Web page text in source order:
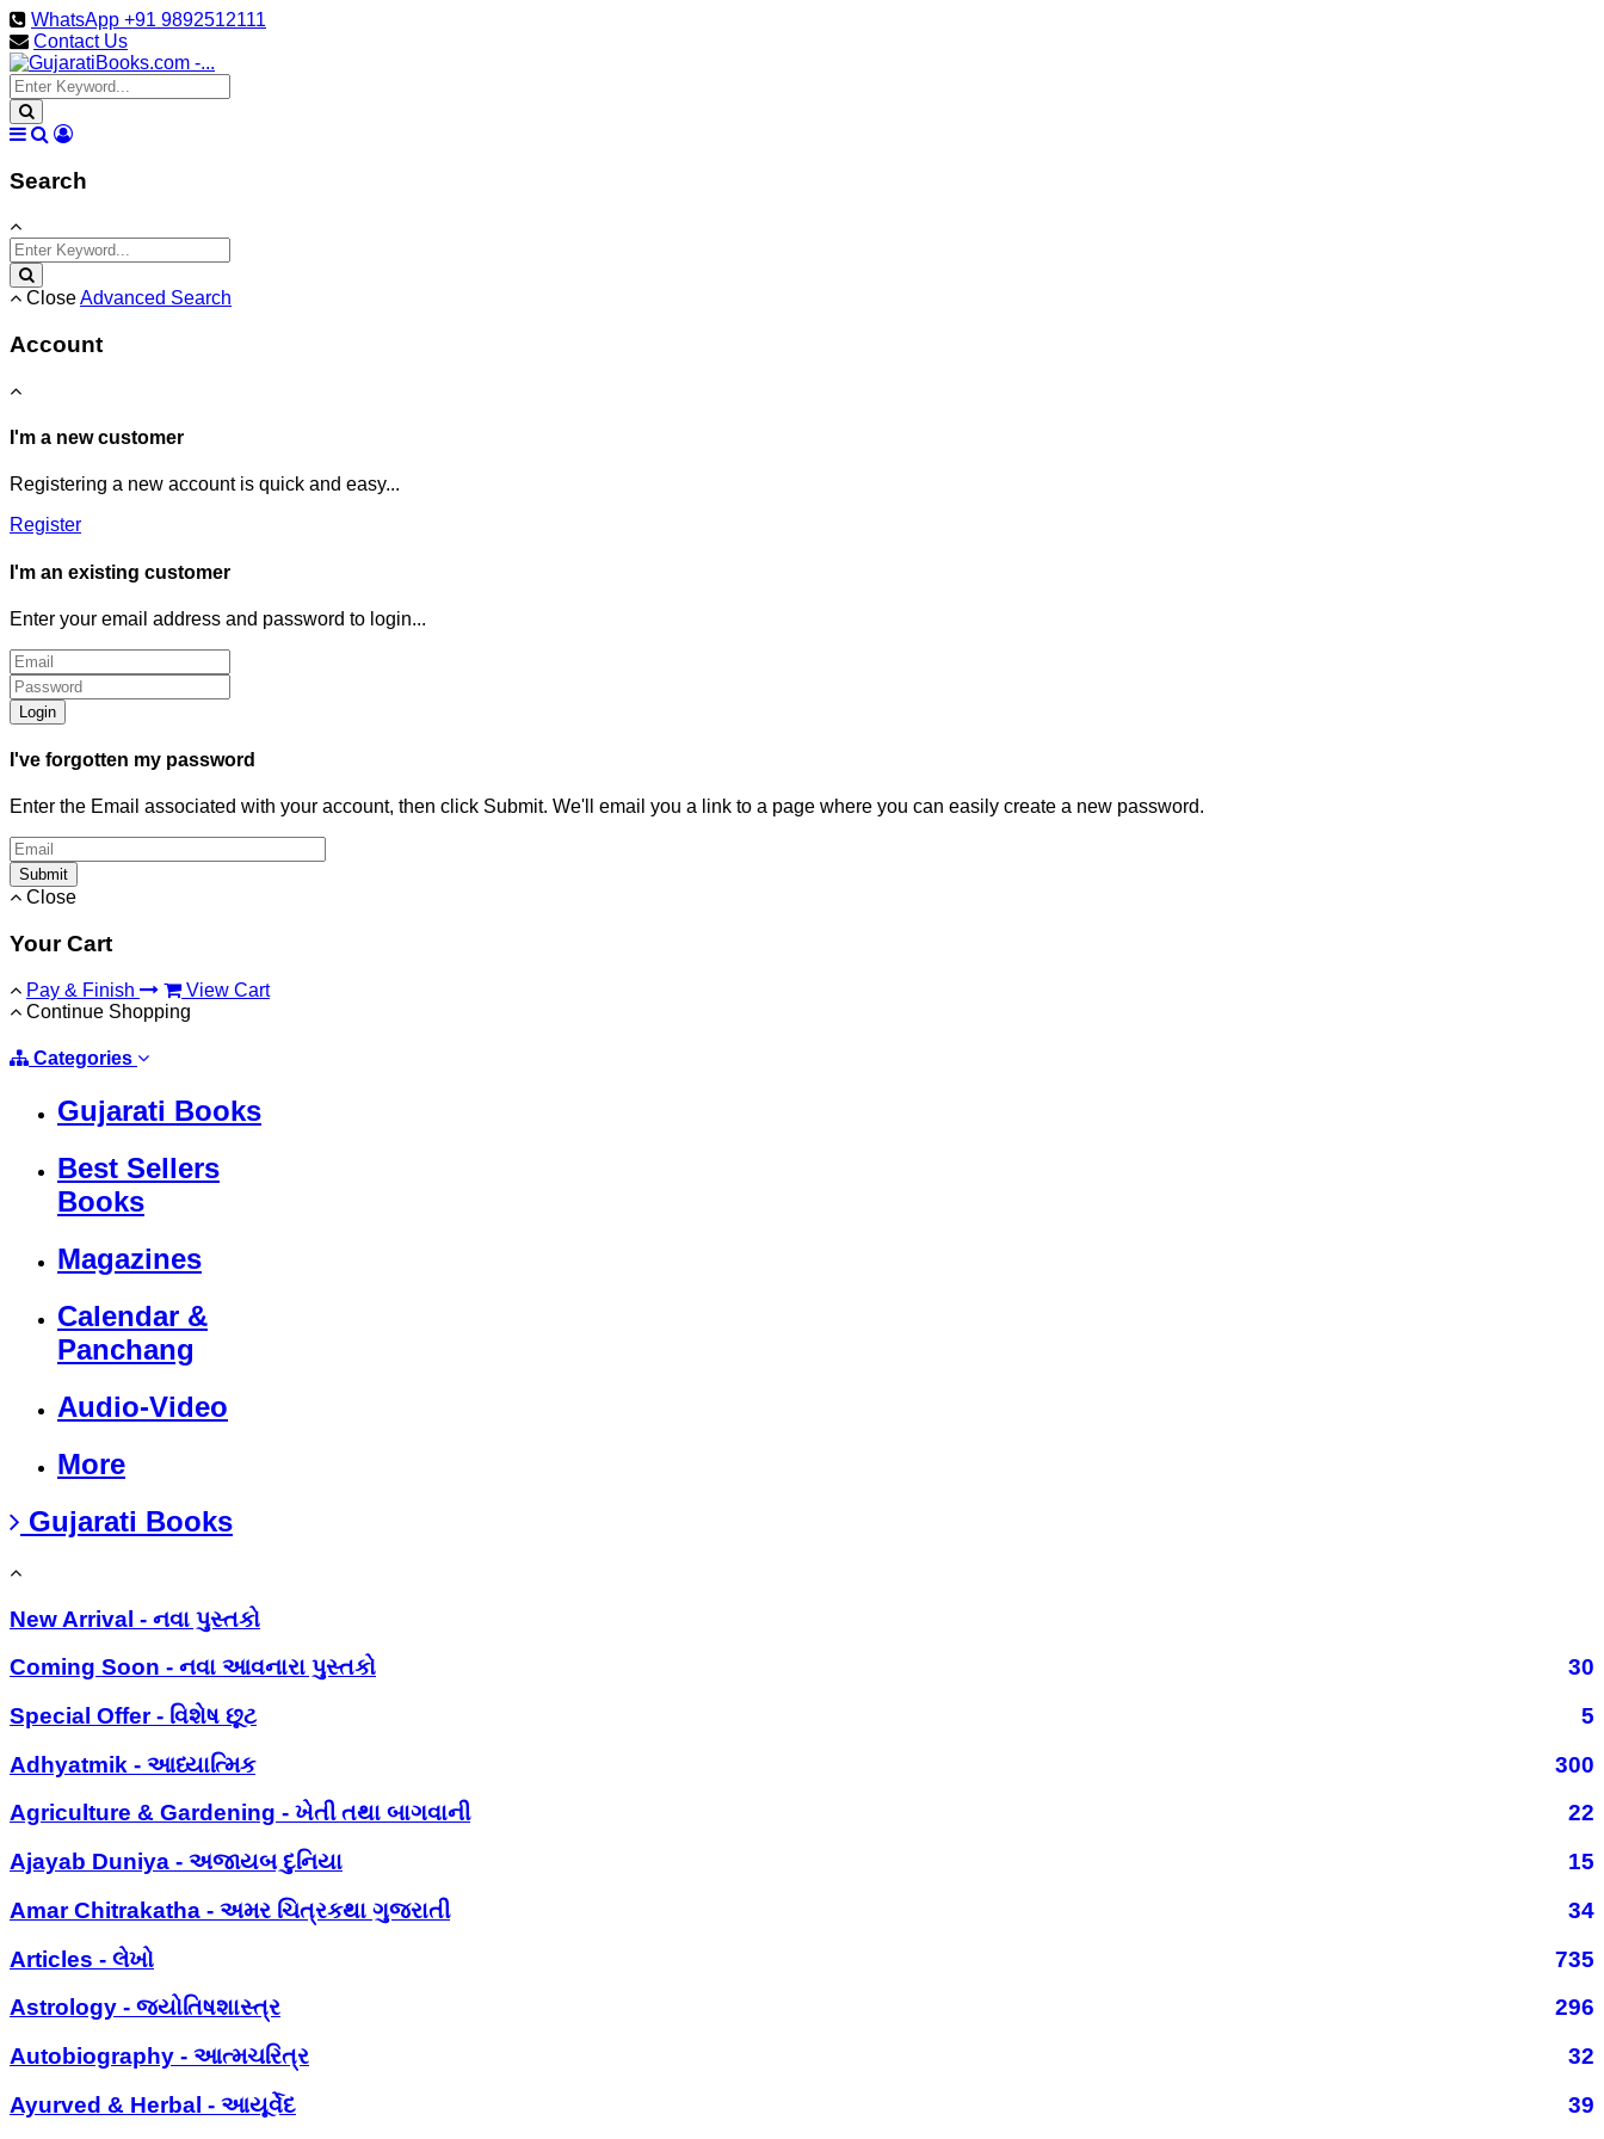
WhatsApp +91 9892512111
Contact Us
Search
CloseAdvanced Search
Account
I'm a new customer
Registering a new account is quick and easy...
Register
I'm an existing customer
Enter your email address and password to login...
Login
I've forgotten my password
Enter the Email associated with your account, then click Submit. We'll email you a link to a page where you can easily create a new password.
Submit
Close
Your Cart
Pay & Finish
View Cart
Continue Shopping
Categories
Gujarati Books
Best Sellers
Books
Magazines
Calendar &
Panchang
Audio-Video
More
Gujarati Books
New Arrival - નવા પુસ્તકો
Coming Soon - નવા આવનારા પુસ્તકો
30
Special Offer - વિશેષ છૂટ
5
Adhyatmik - આધ્યાત્મિક
300
Agriculture & Gardening - ખેતી તથા બાગવાની
22
Ajayab Duniya - અજાયબ દુનિયા
15
Amar Chitrakatha - અમર ચિત્રકથા ગુજરાતી
34
Articles - લેખો
735
Astrology - જ્યોતિષશાસ્ત્ર
296
Autobiography - આત્મચરિત્ર
32
Ayurved & Herbal - આયૂર્વેદ
39